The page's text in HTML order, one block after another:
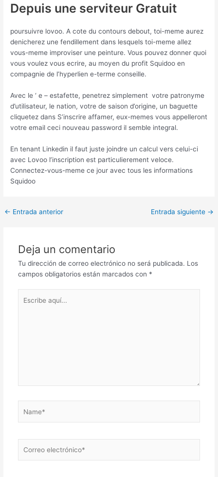
Depuis une serviteur Gratuit
poursuivre lovoo. A cote du contours debout, toi-meme aurez
denicherez une fendillement dans lesquels toi-meme allez
vous-meme improviser une peinture. Vous pouvez donner quoi
vous voulez vous ecrire, au moyen du profit Squidoo en
compagnie de l’hyperlien e-terme conseille.
Avec le ‘ e – estafette, penetrez simplement votre patronyme
d’utilisateur, le nation, votre de saison d’origine, un baguette
cliquetez dans S’inscrire affamer, eux-memes vous appelleront
votre email ceci nouveau password il semble integral.
En tenant Linkedin il faut juste joindre un calcul vers celui-ci
avec Lovoo l’inscription est particulierement veloce.
Connectez-vous-meme ce jour avec tous les informations
Squidoo
Post
← Entrada anterior Entrada siguiente →
Deja un comentario
Tu dirección de correo electrónico no será publicada. Los
campos obligatorios están marcados con *
aquí...
electrónico*